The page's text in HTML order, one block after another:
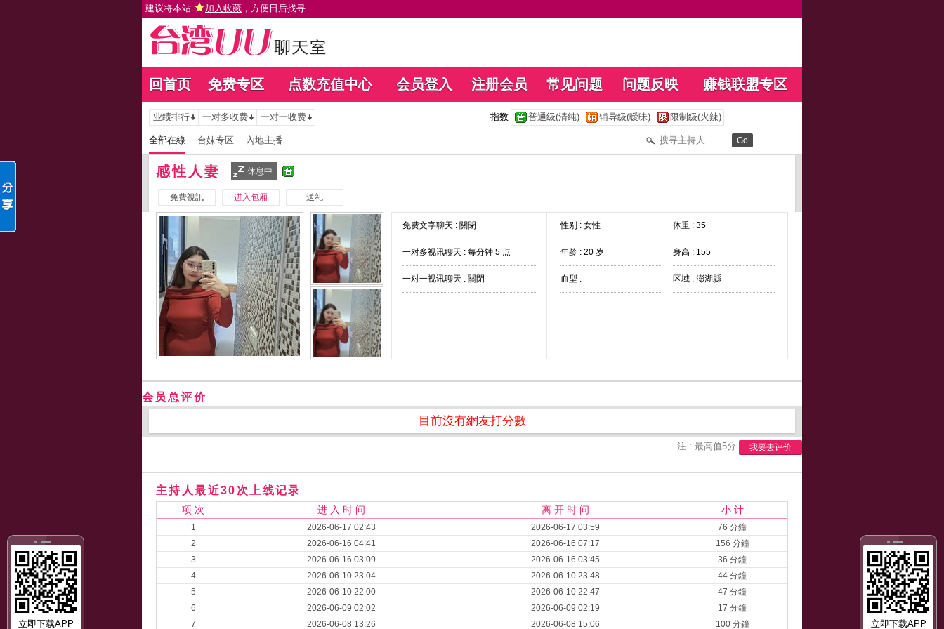
建议将本站 加入收藏 ，方便日后找寻
回首页 免费专区 点数充值中心 会员登入 注册会员 常见问题 问题反映 赚钱联盟专区
立即下载APP
立即下载APP
业绩排行 一对多收费 一对一收费 指数 普通级(清纯) 辅导级(暧昧) 限制级(火辣)
全部在線 台妹专区 內地主播
感性人妻 休息中
免費視訊 进入包厢 送礼
免费文字聊天 : 關閉
一对多视讯聊天 : 每分钟 5 点
一对一视讯聊天 : 關閉
性别 : 女性 体重 : 35
年龄 : 20 岁 身高 : 155
血型 : ---- 区域 : 澎湖縣
会员总评价
目前沒有網友打分數
注 : 最高值5分 我要去评价
主持人最近30次上线记录
项 次 进 入 时 间 离 开 时 间 小 计
1 2026-06-17 02:43 2026-06-17 03:59
76 分鐘
2
2026-06-16 04:41 2026-06-16 07:17
156 分鐘
3
2026-06-16 03:09 2026-06-16 03:45
36 分鐘
4
2026-06-10 23:04 2026-06-10 23:48
44 分鐘
5
2026-06-10 22:00 2026-06-10 22:47
47 分鐘
6
2026-06-09 02:02 2026-06-09 02:19
17 分鐘
7
2026-06-08 13:26 2026-06-08 15:06 100 分鐘